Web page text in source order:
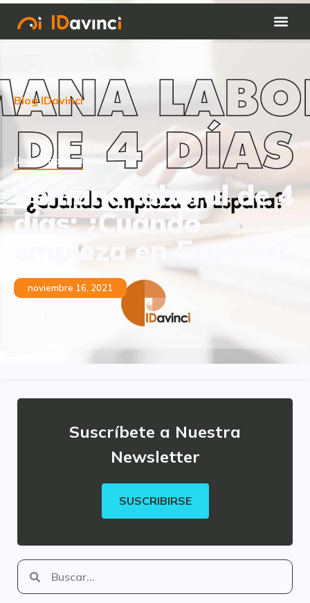
Blog IDavinci
Uncategorized
Semana laboral de 4
días: ¿Cuándo
empieza en España?
noviembre 16, 2021
Suscríbete a Nuestra
Newsletter
SUSCRIBIRSE